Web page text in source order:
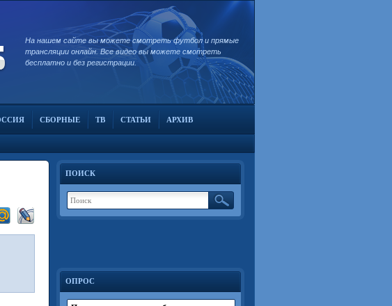
На нашем сайте вы можете смотреть футбол и прямые
трансляции онлайн. Все видео вы можете смотреть
бесплатно и без регистрации.
СБОРНЫЕ ТВ СТАТЬИ АРХИВ
ПОИСК
ОПРОС